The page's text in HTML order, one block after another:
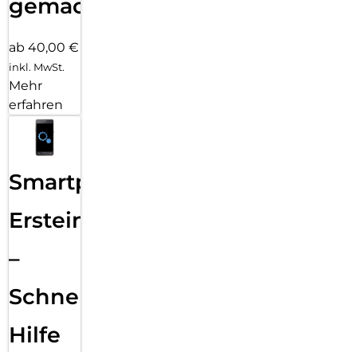
gemacht!
ab 40,00 €
inkl. MwSt.
Mehr
erfahren
Smartphone
Ersteinrichtung
–
Schnelle
Hilfe